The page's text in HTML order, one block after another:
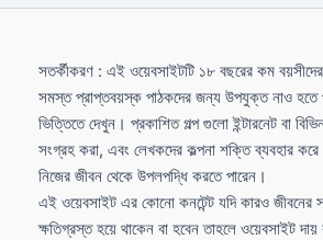
সতর্কীকরণ : এই ওয়েবসাইটটি ১৮ বছরের কম
সমস্ত প্রাপ্তবয়স্ক পাঠকদের জন্য উপযুক্ত নাও হতে
ভিত্তিতে দেখুন। প্রকাশিত গল্প গুলো ইন্টারনেট বা
সংগ্রহ করা, এবং লেখকদের কল্পনা শক্তি ব্যবহার করে
নিজের জীবন থেকে উপলপদ্ধি করতে পারেন।
এই ওয়েবসাইট এর কোনো কনটেন্ট যদি কারও জীবনের
ক্ষতিগ্রস্ত হয়ে থাকেন বা হবেন তাহলে ওয়েবসাইট